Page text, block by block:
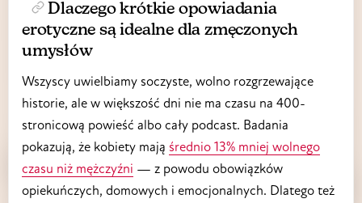
Dlaczego krótkie opowiadania
erotyczne są idealne dla zmęczonych
umysłów
Wszyscy uwielbiamy soczyste, wolno rozgrzewające
historie, ale w większość dni nie ma czasu na 400-
stronicową powieść albo cały podcast. Badania
pokazują, że kobiety mają średnio 13% mniej wolnego
czasu niż mężczyźni — z powodu obowiązków
opiekuńczych, domowych i emocjonalnych. Dlatego też